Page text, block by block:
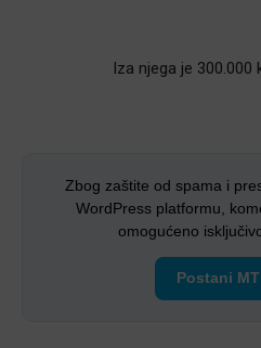
Iza njega je 300.000
Zbog zaštite od spama i
WordPress platformu,
omogućeno
Postani